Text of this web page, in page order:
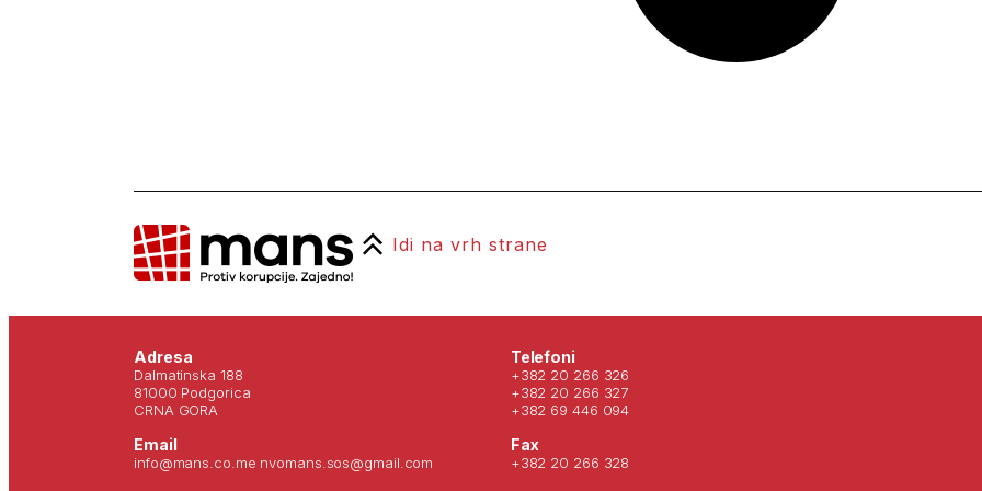
Idi na vrh strane
Adresa
Dalmatinska 188
81000 Podgorica
CRNA GORA
Email
info@mans.co.me nvomans.sos@gmail.com
Telefoni
+382 20 266 326
+382 20 266 327
+382 69 446 094
Fax
+382 20 266 328